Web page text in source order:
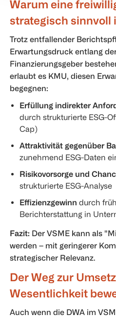
Warum eine
strategisch sinnvoll
Trotz entfallender
Erwartungsdruck entlang
Finanzierungsgeber
erlaubt es KMU, diesen
begegnen:
Erfüllung indirekter
durch strukturierte ESG-
Cap)
Attraktivität gegenüber
zunehmend ESG-Daten
Risikovorsorge und
strukturierte ESG-Analyse
Effizienzgewinn durch
Berichterstattung in
Fazit: Der VSME kann als
werden – mit geringerer
strategischer Relevanz.
Der Weg zur
Wesentlichkeit
Auch wenn die DWA im